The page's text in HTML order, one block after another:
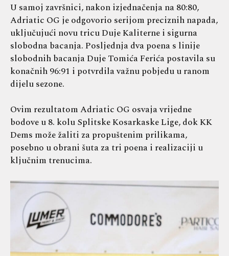
U samoj završnici, nakon izjednačenja na 80:80,
Adriatic OG je odgovorio serijom preciznih napada,
uključujući novu tricu Duje Kaliterne i sigurna
slobodna bacanja. Posljednja dva poena s linije
slobodnih bacanja Duje Tomića Ferića postavila su
konačnih 96:91 i potvrdila važnu pobjedu u ranom
dijelu sezone.
Ovim rezultatom Adriatic OG osvaja vrijedne
bodove u 8. kolu Splitske Kosarkaske Lige, dok KK
Dems može žaliti za propuštenim prilikama,
posebno u obrani šuta za tri poena i realizaciji u
ključnim trenucima.